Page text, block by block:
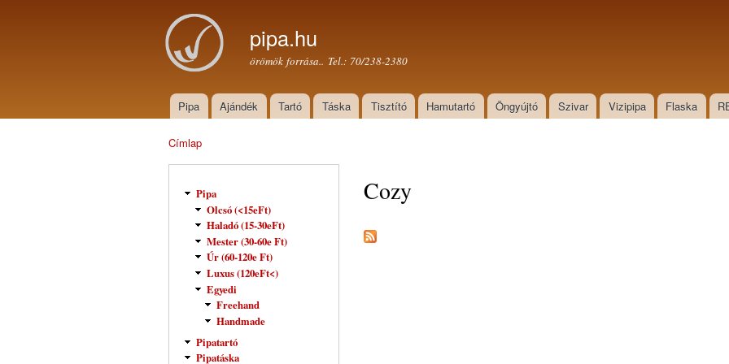
pipa.hu
örömök forrása.. Tel.: 70/238-2380
Főmenü
Pipa Ajándék Tartó Táska Tisztító Hamutartó Öngyújtó Szivar Vizipipa Flaska
Címlap
Pipa
Olcsó (<15eFt)
Haladó (15-30eFt)
Mester (30-60e Ft)
Úr (60-120e Ft)
Luxus (120eFt<)
Egyedi
Freehand
Handmade
Pipatartó
Pipatáska
Cozy